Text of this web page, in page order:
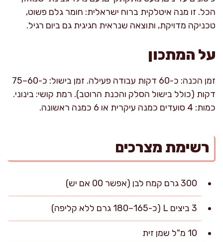
הכל. זו מנה איטלקית ברוח ישראלית: חומר גלם פשוט,
טכניקה מדויקת, ותוצאה שנראית חגיגית גם ביום רגיל.
על המתכון
זמן הכנה: כ-60 דקות עבודה פעילה. זמן בישול: כ-60–75
דקות (כולל בישול הסלק והכנת הרוטב). רמת קושי: בינוני.
כמות: 4 סועדים כמנה עיקרית או 6 כמנה ראשונה.
רשימת מצרכים
300 גרם קמח לבן (אפשר 00 אם יש)
3 ביצים L (כ-165–180 גרם ללא קליפה)
10 מ"ל שמן זית